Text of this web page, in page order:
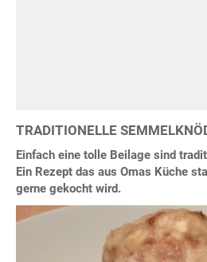
TRADITIONELLE
Einfach eine tolle Beilage sind
Ein Rezept das aus Omas Küche
gerne gekocht wird.